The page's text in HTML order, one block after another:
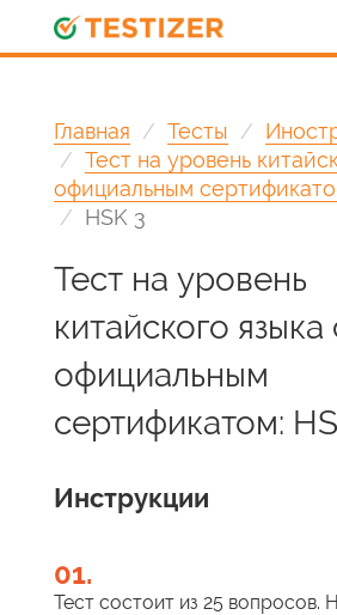
Главная Тесты
Тест на уровень
официальным
HSK 3
Тест на уровень
китайского языка
официальным
сертификатом:
Инструкции
01.
Тест состоит из 25 вопросов.